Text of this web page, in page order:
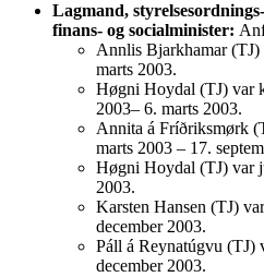
Lagmand,
finans- og socialminister:
Annlis Bjarkhamar
marts 2003.
Høgni Hoydal (TJ) var
2003– 6. marts 2003.
Annita á Fríðriksmørk
marts 2003 – 17.
Høgni Hoydal (TJ) var
2003.
Karsten Hansen (TJ)
december 2003.
Páll á Reynatúgvu (TJ)
december 2003.